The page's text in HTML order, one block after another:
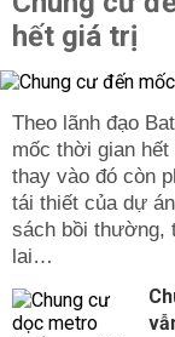
hết giá trị
Theo lãnh đạo
mốc thời gian
thay vào đó còn
tái thiết của dự
sách bồi thường,
lai…